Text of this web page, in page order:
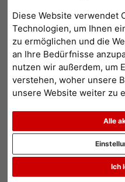
Diese Website verwendet
Technologien, um Ihnen
zu ermöglichen und die
an Ihre Bedürfnisse
nutzen wir außerdem, um
verstehen, woher unsere
unsere Website weiter zu
Alle
Ich